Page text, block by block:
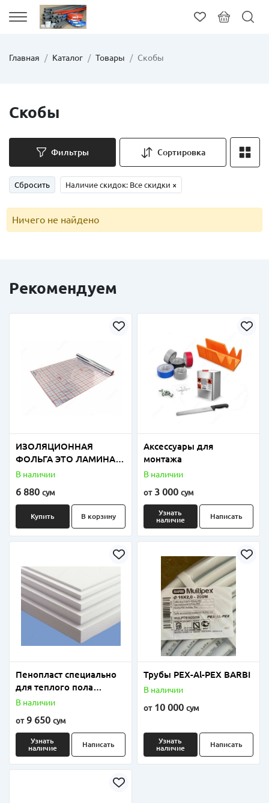
Главная Каталог Товары Скобы
Скобы
Фильтры Сортировка
Сбросить Наличие скидок: Все скидки ×
Ничего не найдено
Рекомендуем
ИЗОЛЯЦИОННАЯ
ФОЛЬГА ЭТО ЛАМИНАТ
ПОЛИЭТИЛЕНОВОЙ И
ФОЛЬГИ
В наличии
6 880 сум
Купить В корзину
Аксессуары для
монтажа
В наличии
от3 000 сум
Узнать
наличие
Написать
Пенопласт специально
для теплого пола
плотность от 18 до 25
В наличии
от9 650 сум
Узнать
наличие
Написать
Трубы PEX-Al-PEX BARBI
В наличии
от10 000 сум
Узнать
наличие
Написать